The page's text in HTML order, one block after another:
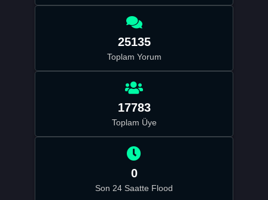
25135
Toplam Yorum
17783
Toplam Üye
0
Son 24 Saatte Flood